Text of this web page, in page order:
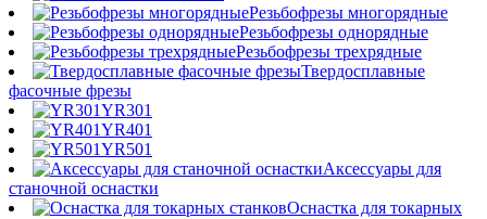
Резьбофрезы многорядные
Резьбофрезы однорядные
Резьбофрезы трехрядные
Твердосплавные
фасочные фрезы
YR301
YR401
YR501
Аксессуары для
станочной оснастки
Оснастка для токарных